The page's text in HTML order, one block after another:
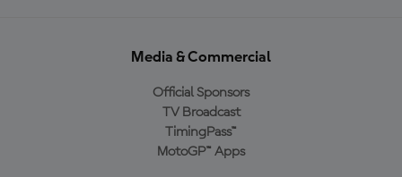
Media & Commercial
Official Sponsors
TV Broadcast
TimingPass™
MotoGP™ Apps